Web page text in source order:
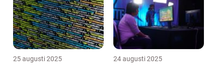
25 augusti 2025 24 augusti 2025